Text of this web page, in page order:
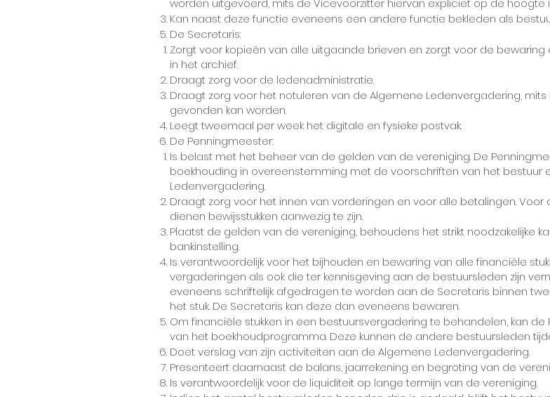
Kan naast deze functie eveneens een andere functie bekleden als
De Secretaris:
Zorgt voor kopieën van alle uitgaande brieven en zorgt voor de
in het archief.
Draagt zorg voor de ledenadministratie.
Draagt zorg voor het notuleren van de Algemene Ledenvergadering,
gevonden kan worden.
Leegt tweemaal per week het digitale en fysieke postvak.
De Penningmeester:
Is belast met het beheer van de gelden van de vereniging. De
boekhouding in overeenstemming met de voorschriften van het bestuur
Ledenvergadering.
Draagt zorg voor het innen van vorderingen en voor alle betalingen.
dienen bewijsstukken aanwezig te zijn.
Plaatst de gelden van de vereniging, behoudens het strikt noodzakelijke
bankinstelling.
Is verantwoordelijk voor het bijhouden en bewaring van alle financiële
vergaderingen als ook die ter kennisgeving aan de bestuursleden zijn
eveneens schriftelijk afgedragen te worden aan de Secretaris binnen
het stuk. De Secretaris kan deze dan eveneens bewaren.
Om financiële stukken in een bestuursvergadering te behandelen, kan
van het boekhoudprogramma. Deze kunnen de andere bestuursleden
Doet verslag van zijn activiteiten aan de Algemene Ledenvergadering.
Presenteert daarnaast de balans, jaarrekening en begroting van de
Is verantwoordelijk voor de liquiditeit op lange termijn van de vereniging.